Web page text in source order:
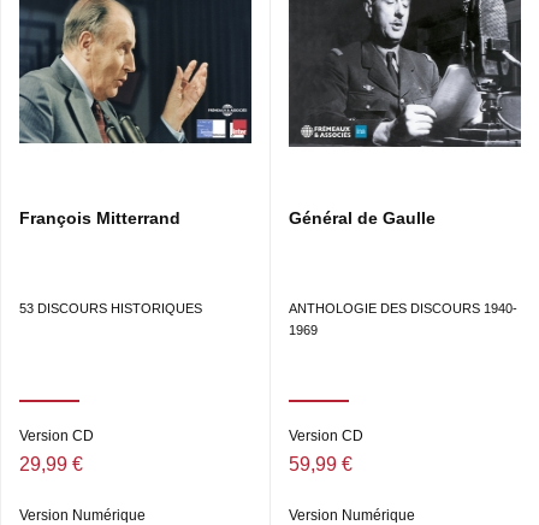
François Mitterrand
53 DISCOURS HISTORIQUES
Version CD
29,99 €
Version Numérique
Général de Gaulle
ANTHOLOGIE DES DISCOURS 1940-
1969
Version CD
59,99 €
Version Numérique